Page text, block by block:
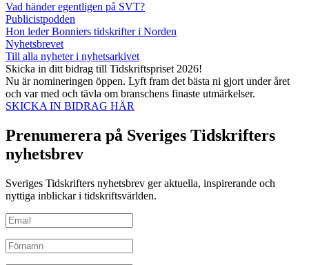
Vad händer egentligen på SVT?
Publicistpodden
Hon leder Bonniers tidskrifter i Norden
Nyhetsbrevet
Till alla nyheter i nyhetsarkivet
Skicka in ditt bidrag till Tidskriftspriset 2026!
Nu är nomineringen öppen. Lyft fram det bästa ni gjort under året
och var med och tävla om branschens finaste utmärkelser.
SKICKA IN BIDRAG HÄR
Prenumerera på Sveriges Tidskrifters
nyhetsbrev
Sveriges Tidskrifters nyhetsbrev ger aktuella, inspirerande och
nyttiga inblickar i tidskriftsvärlden.